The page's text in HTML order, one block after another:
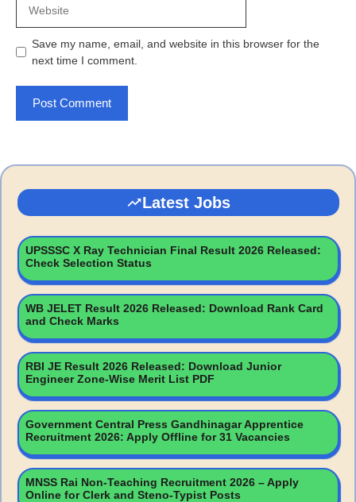
Save my name, email, and website in this browser for the
next time I comment.
Latest Jobs
UPSSSC X Ray Technician Final Result 2026 Released:
Check Selection Status
WB JELET Result 2026 Released: Download Rank Card
and Check Marks
RBI JE Result 2026 Released: Download Junior
Engineer Zone-Wise Merit List PDF
Government Central Press Gandhinagar Apprentice
Recruitment 2026: Apply Offline for 31 Vacancies
MNSS Rai Non-Teaching Recruitment 2026 – Apply
Online for Clerk and Steno-Typist Posts